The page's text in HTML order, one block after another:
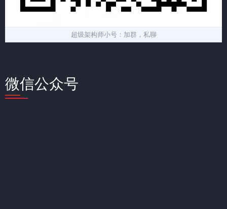
超级架构师小号：加群，私聊
微信公众号